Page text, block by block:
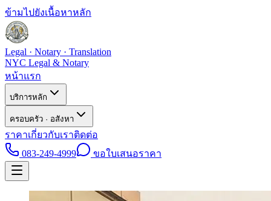
ข้ามไปยังเนื้อหาหลัก
Legal · Notary · Translation
NYC Legal & Notary
หน้าแรก
บริการหลัก
ครอบครัว · อสังหา
ราคาเกี่ยวกับเราติดต่อ
083-249-4999
ขอใบเสนอราคา